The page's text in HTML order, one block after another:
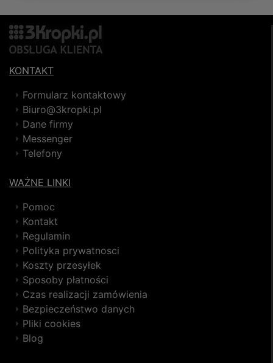
KONTAKT
Formularz kontaktowy
Biuro@3kropki.pl
Dane firmy
Messenger
Telefony
WAŻNE LINKI
Pomoc
Kontakt
Regulamin
Polityka prywatnosci
Koszty przesyłek
Sposoby płatności
Czas realizacji zamówienia
Bezpieczeństwo danych
Pliki cookies
Blog